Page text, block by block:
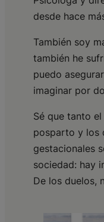
desde hace
También soy
también he
puedo
imaginar por
Sé que tanto
posparto y los
gestacionales
sociedad: hay
De los duelos,